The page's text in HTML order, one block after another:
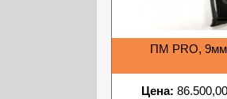
ПМ PRO,
Цена: